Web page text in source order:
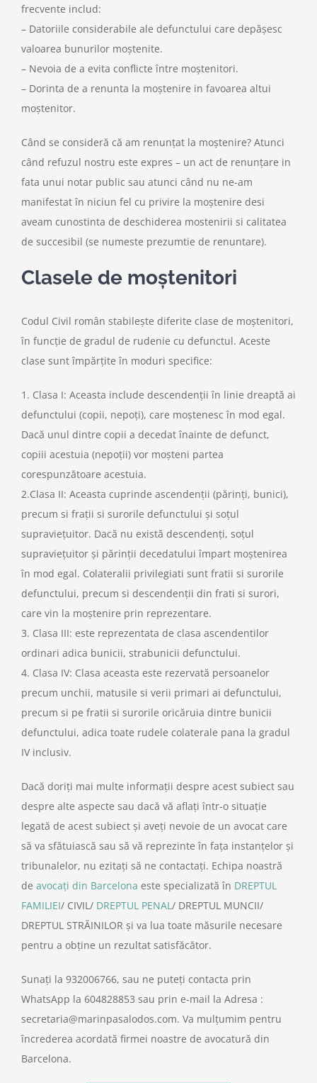
frecvente includ:
– Datoriile considerabile ale defunctului care depășesc
valoarea bunurilor moștenite.
– Nevoia de a evita conflicte între moștenitori.
– Dorinta de a renunta la moștenire in favoarea altui
moștenitor.
Când se consideră că am renunțat la moștenire? Atunci
când refuzul nostru este expres – un act de renunțare in
fata unui notar public sau atunci când nu ne-am
manifestat în niciun fel cu privire la moștenire desi
aveam cunostinta de deschiderea mostenirii si calitatea
de succesibil (se numeste prezumtie de renuntare).
Clasele de moștenitori
Codul Civil român stabilește diferite clase de moștenitori,
în funcție de gradul de rudenie cu defunctul. Aceste
clase sunt împărțite în moduri specifice:
1. Clasa I: Aceasta include descendenții în linie dreaptă ai
defunctului (copii, nepoți), care moștenesc în mod egal.
Dacă unul dintre copii a decedat înainte de defunct,
copiii acestuia (nepoții) vor moșteni partea
corespunzătoare acestuia.
2.Clasa II: Aceasta cuprinde ascendenții (părinți, bunici),
precum si frații si surorile defunctului și soțul
supraviețuitor. Dacă nu există descendenți, soțul
supraviețuitor și părinții decedatului împart moștenirea
în mod egal. Colateralii privilegiati sunt fratii si surorile
defunctului, precum si descendenții din frati si surori,
care vin la moștenire prin reprezentare.
3. Clasa III: este reprezentata de clasa ascendentilor
ordinari adica bunicii, strabunicii defunctului.
4. Clasa IV: Clasa aceasta este rezervată persoanelor
precum unchii, matusile si verii primari ai defunctului,
precum si pe fratii si surorile oricăruia dintre bunicii
defunctului, adica toate rudele colaterale pana la gradul
IV inclusiv.
Dacă doriți mai multe informații despre acest subiect sau
despre alte aspecte sau dacă vă aflați într-o situație
legată de acest subiect și aveți nevoie de un avocat care
să va sfătuiască sau să vă reprezinte în fața instanțelor și
tribunalelor, nu ezitați să ne contactați. Echipa noastră
de avocați din Barcelona este specializată în DREPTUL
FAMILIEI/ CIVIL/ DREPTUL PENAL/ DREPTUL MUNCII/
DREPTUL STRĂINILOR și va lua toate măsurile necesare
pentru a obține un rezultat satisfăcător.
Sunați la 932006766, sau ne puteți contacta prin
WhatsApp la 604828853 sau prin e-mail la Adresa :
secretaria@marinpasalodos.com. Va mulțumim pentru
încrederea acordată firmei noastre de avocatură din
Barcelona.